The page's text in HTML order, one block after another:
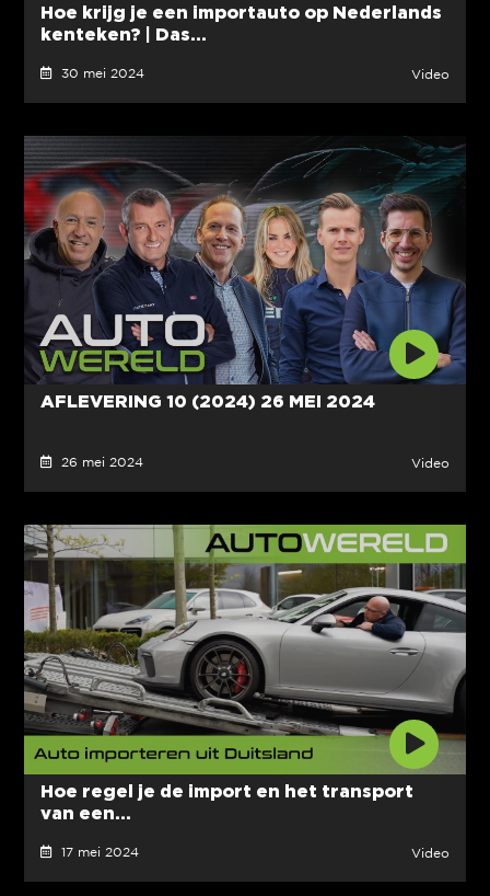
Hoe krijg je een importauto op Nederlands
kenteken? | Das...
30 mei 2024 Video
AFLEVERING 10 (2024) 26 MEI 2024
26 mei 2024 Video
Hoe regel je de import en het transport
van een...
17 mei 2024 Video